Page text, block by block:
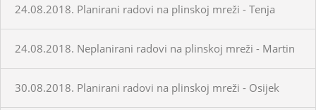
24.08.2018. Planirani radovi na plinskoj mreži - Tenja
24.08.2018. Neplanirani radovi na plinskoj mreži - Martin
30.08.2018. Planirani radovi na plinskoj mreži - Osijek